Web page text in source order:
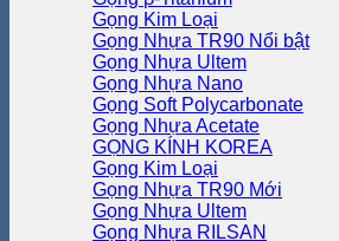
Gọng Kim Loại
Gọng Nhựa TR90
Gọng Nhựa Ultem
Gọng Nhựa Nano
Gọng Soft Polycarbonate
Gọng Nhựa Acetate
GỌNG KÍNH KOREA
Gọng Kim Loại
Gọng Nhựa TR90
Gọng Nhựa Ultem
Gọng Nhựa RILSAN